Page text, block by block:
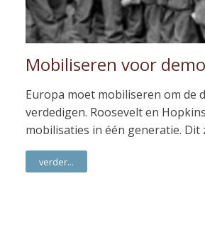
Mobiliseren voor
Europa moet mobiliseren om de
verdedigen. Roosevelt en
mobilisaties in één generatie. Dit
verder...